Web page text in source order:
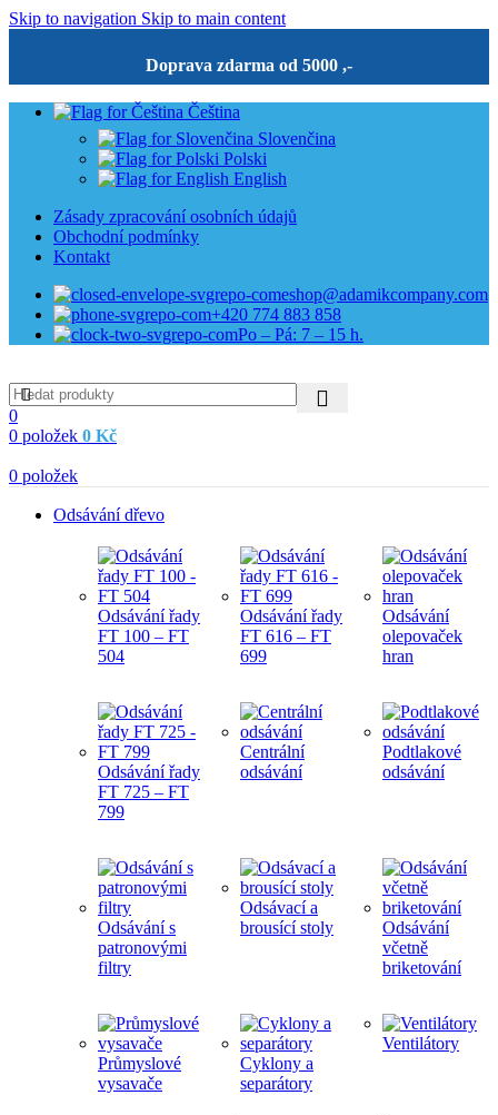
Skip to navigation Skip to main content
Doprava zdarma od 5000 ,-
Čeština
Slovenčina
Polski
English
Zásady zpracování osobních údajů
Obchodní podmínky
Kontakt
eshop@adamikcompany.com
+420 774 883 858
Po – Pá: 7 – 15 h.
0
0 položek 0 Kč
0 položek
Odsávání dřevo
Odsávání řady
FT 100 – FT
504
Odsávání řady
FT 616 – FT
699
Odsávání
olepovaček
hran
Odsávání řady
FT 725 – FT
799
Centrální
odsávání
Podtlakové
odsávání
Odsávání s
patronovými
filtry
Odsávací a
brousící stoly
Odsávání
včetně
briketování
Průmyslové
vysavače
Cyklony a
separátory
Ventilátory